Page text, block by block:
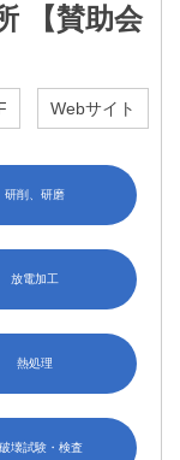
【賛助会
Webサイト
研削、研磨
放電加工
熱処理
壊試験・検査